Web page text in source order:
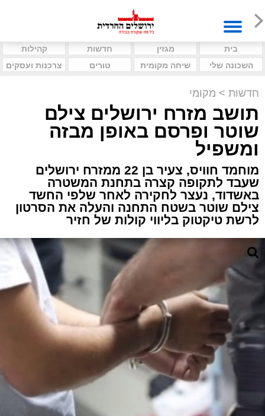
בית מגזין חדשות
קהילות
השכונה שלי
שיחה מקומית טורים צרכנות ועסקים
חדשות > מקומי
תושב מזרח ירושלים צילם
שוטר ופרסם באופן מבזה
ומשפיל
מוחמד חוויס, צעיר בן 22 ממזרח ירושלים
שעבד לתקופה קצרה בתחנת המשטרה
באשדוד, נעצר לחקירה לאחר שלפי החשד
צילם שוטר בשטח התחנה והעלה את הסרטון
לרשת טיקטוק בליווי קולות של חזיר